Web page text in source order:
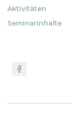
Aktivitäten
Seminarinhalte